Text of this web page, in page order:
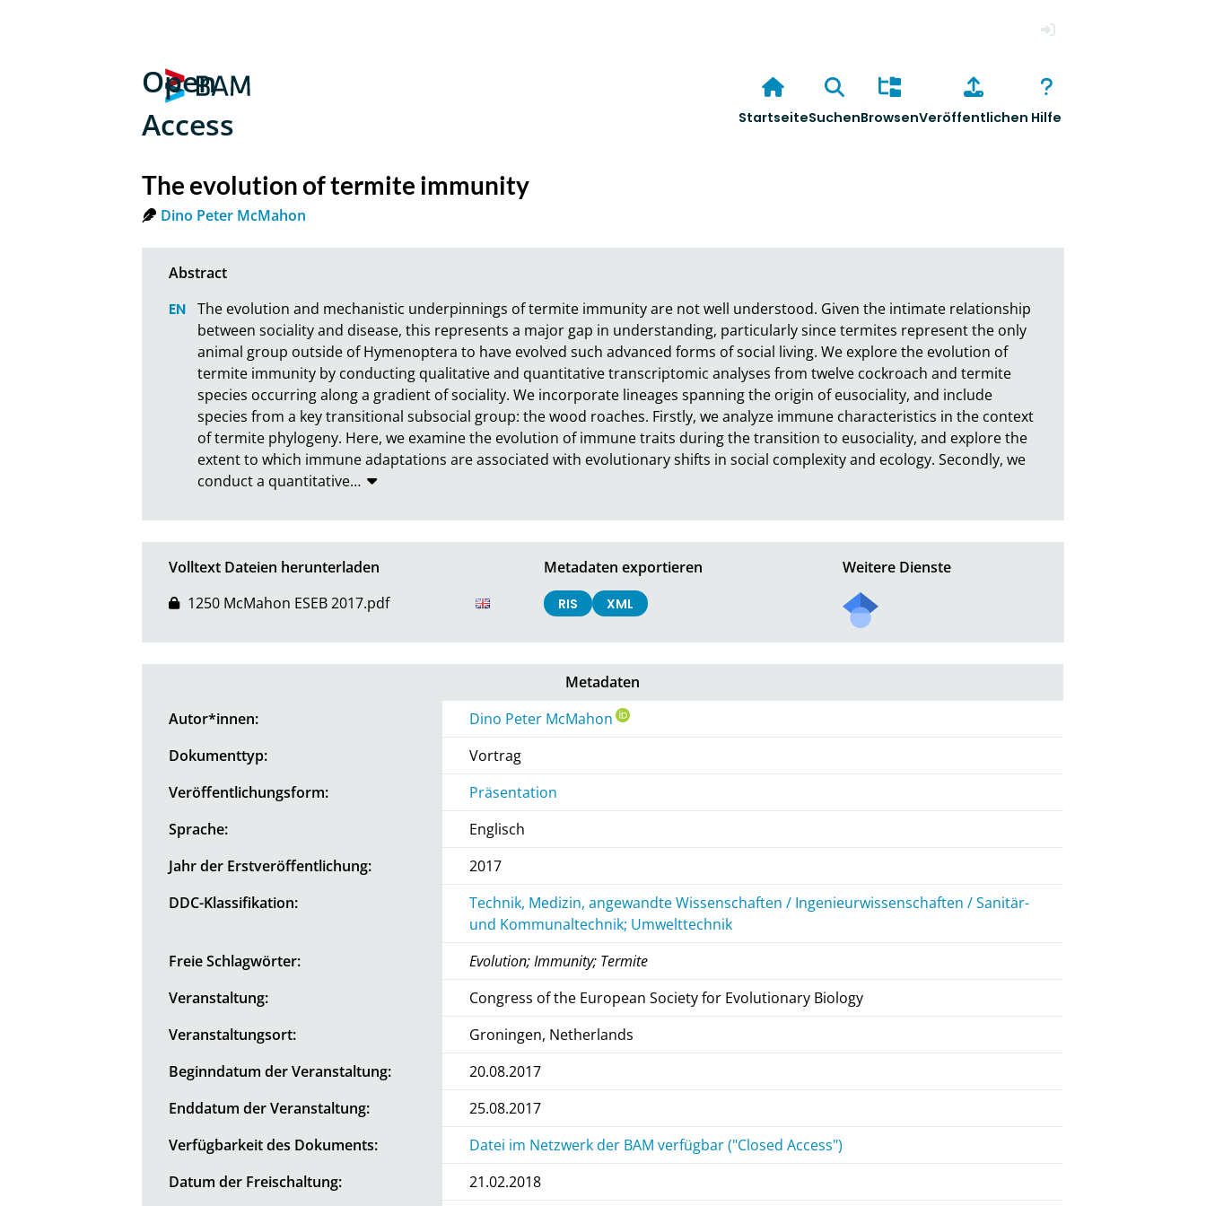
Open
Access
StartseiteSuchenBrowsenVeröffentlichen Hilfe
The evolution of termite immunity
Dino Peter McMahon
The evolution and mechanistic underpinnings of termite immunity are not well understood. Given the intimate relationship
between sociality and disease, this represents a major gap in understanding, particularly since termites represent the only
animal group outside of Hymenoptera to have evolved such advanced forms of social living. We explore the evolution of
termite immunity by conducting qualitative and quantitative transcriptomic analyses from twelve cockroach and termite
species occurring along a gradient of sociality. We incorporate lineages spanning the origin of eusociality, and include
species from a key transitional subsocial group: the wood roaches. Firstly, we analyze immune characteristics in the context
of termite phylogeny. Here, we examine the evolution of immune traits during the transition to eusociality, and explore the
extent to which immune adaptations are associated with evolutionary shifts in social complexity and ecology. Secondly, we
conduct a quantitative…
Volltext Dateien herunterladen
1250 McMahon ESEB 2017.pdf
Metadaten exportieren
RIS XML
Weitere Dienste
Metadaten
Autor*innen:
Dino Peter McMahon
Dokumenttyp:
Vortrag
Veröffentlichungsform:
Präsentation
Sprache:
Englisch
Jahr der Erstveröffentlichung:
2017
DDC-Klassifikation:
Technik, Medizin, angewandte Wissenschaften / Ingenieurwissenschaften / Sanitär-
und Kommunaltechnik; Umwelttechnik
Freie Schlagwörter:
Evolution; Immunity; Termite
Veranstaltung:
Congress of the European Society for Evolutionary Biology
Veranstaltungsort:
Groningen, Netherlands
Beginndatum der Veranstaltung:
20.08.2017
Enddatum der Veranstaltung:
25.08.2017
Verfügbarkeit des Dokuments:
Datei im Netzwerk der BAM verfügbar ("Closed Access")
Datum der Freischaltung:
21.02.2018